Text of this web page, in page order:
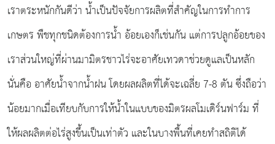
เราตระหนักกันดีว่า น้ำเป็นปัจจัยการผลิตที่สำคัญในการทำการ
เกษตร พืชทุกชนิดต้องการน้ำ อ้อยเองก็เช่นกัน แต่การปลูกอ้อยของ
เราส่วนใหญ่ที่ผ่านมามิตรชาวไร่จะอาศัยเทวดาช่วยดูแลเป็นหลัก
นั่นคือ อาศัยน้ำจากน้ำฝน โดยผลผลิตที่ได้จะเฉลี่ย 7-8 ตัน ซึ่งถือว่า
น้อยมากเมื่อเทียบกับการให้น้ำในแบบของมิตรผลโมเดิร์นฟาร์ม ที่
ให้ผลผลิตต่อไร่สูงขึ้นเป็นเท่าตัว และในบางพื้นที่เคยทำสถิติได้